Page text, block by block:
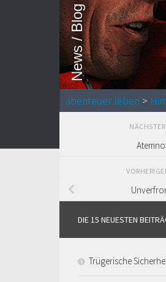
News / Blog
abenteuer leben >
DIE 15 NEUESTEN
Trügerische